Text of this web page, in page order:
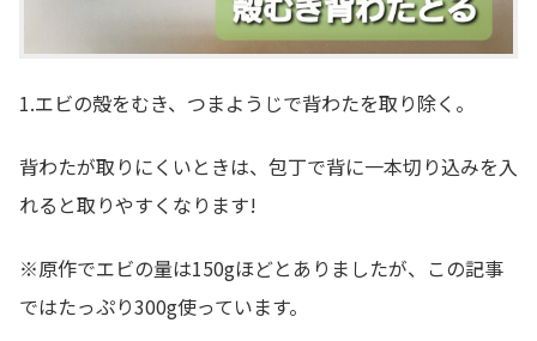
1.エビの殻をむき、つまようじで背わたを取り除く。
背わたが取りにくいときは、包丁で背に一本切り込みを入
れると取りやすくなります!
※原作でエビの量は150gほどとありましたが、この記事
ではたっぷり300g使っています。